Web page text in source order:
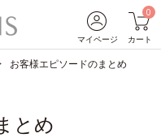
マイページ
0
カート
お客様エピソードのまとめ
とめ